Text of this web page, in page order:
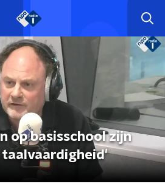
op basisschool zijn